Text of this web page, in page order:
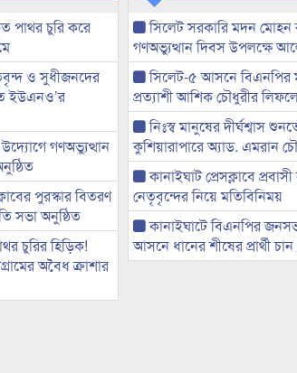
পাথর চুরি করে
ও সুধীজনদের
ইউএনও’র
গণঅভ্যুত্থান
পুরস্কার বিতরণ
সভা অনুষ্ঠিত
চুরির হিড়িক!
অবৈধ ক্রাশার
সিলেট সরকারি মদন
গণঅভ্যুত্থান দিবস উপলক্ষে
সিলেট-৫ আসনে
প্রত্যাশী আশিক চৌধুরীর
নিঃস্ব মানুষের দীর্ঘশ্বাস
কুশিয়ারাপারে অ্যাড. এমরান
কানাইঘাট প্রেসক্লাবে
নেতৃবৃন্দের নিয়ে মতিবিনিময়
কানাইঘাটে বিএনপির
আসনে ধানের শীষের প্রার্থী চান